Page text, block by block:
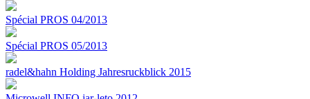
Spécial PROS 04/2013
Spécial PROS 05/2013
radel&hahn Holding Jahresruckblick 2015